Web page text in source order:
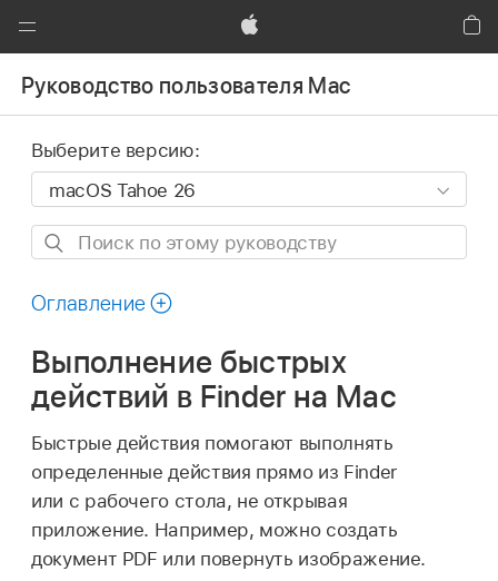
Открыть
меню
Apple
Руководство пользователя Mac
Выберите версию:
Поиск
этому
Оглавление
Выполнение быстрых
действий в Finder на Mac
Быстрые действия помогают выполнять
определенные действия прямо из Finder
или с рабочего стола, не открывая
приложение. Например, можно создать
документ PDF или повернуть изображение.